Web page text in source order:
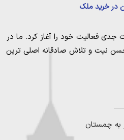
در خرید ملک
به صورت جدی فعالیت خود را آغاز کرد. ما در
نیت و تلاش صادقانه اصلی ترین
بوده و از این رو تمام مساعی
صرفاً در شهر های مرکزی
می‌دهد. برای
خرید ملک در شمال
در چمستان
خرید زمین در نوشهر
در محمودآبادو همینطورخرید